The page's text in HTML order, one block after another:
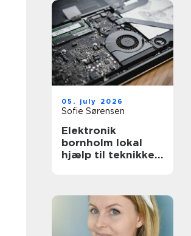
05. july 2026
Sofie Sørensen
Elektronik
bornholm lokal
hjælp til teknikken